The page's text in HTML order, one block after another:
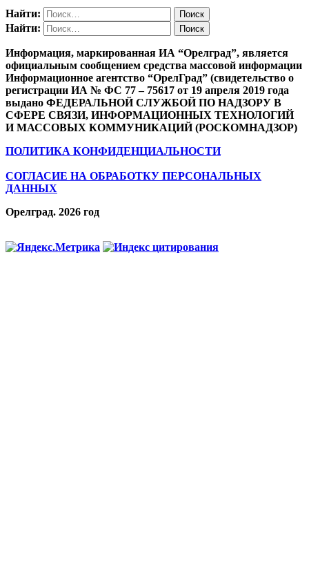
Найти:
Найти:
Информация, маркированная ИА “Орелград”, является
официальным сообщением средства массовой информации
Информационное агентство “ОрелГрад” (свидетельство о
регистрации ИА № ФС 77 – 75617 от 19 апреля 2019 года
выдано ФЕДЕРАЛЬНОЙ СЛУЖБОЙ ПО НАДЗОРУ В
СФЕРЕ СВЯЗИ, ИНФОРМАЦИОННЫХ ТЕХНОЛОГИЙ
И МАССОВЫХ КОММУНИКАЦИЙ (РОСКОМНАДЗОР)
ПОЛИТИКА КОНФИДЕНЦИАЛЬНОСТИ
СОГЛАСИЕ НА ОБРАБОТКУ ПЕРСОНАЛЬНЫХ
ДАННЫХ
Орелград. 2026 год